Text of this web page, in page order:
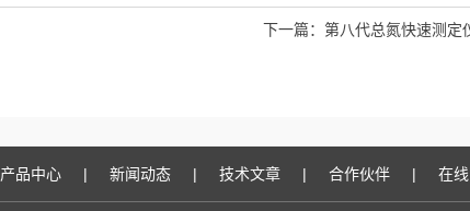
下一篇： 第八代总氮快速测定
产品中心 | 新闻动态 | 技术文章 | 合作伙伴 | 在